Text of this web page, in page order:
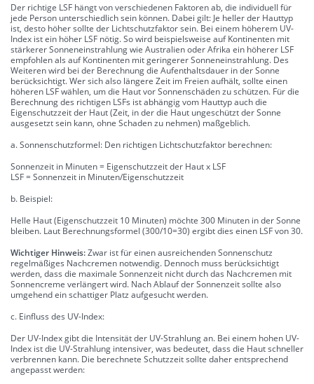
Der richtige LSF hängt von verschiedenen Faktoren ab, die individuell für
jede Person unterschiedlich sein können. Dabei gilt: Je heller der Hauttyp
ist, desto höher sollte der Lichtschutzfaktor sein. Bei einem höherem UV-
Index ist ein höher LSF nötig. So wird beispielsweise auf Kontinenten mit
stärkerer Sonneneinstrahlung wie Australien oder Afrika ein höherer LSF
empfohlen als auf Kontinenten mit geringerer Sonneneinstrahlung. Des
Weiteren wird bei der Berechnung die Aufenthaltsdauer in der Sonne
berücksichtigt. Wer sich also längere Zeit im Freien aufhält, sollte einen
höheren LSF wählen, um die Haut vor Sonnenschäden zu schützen. Für die
Berechnung des richtigen LSFs ist abhängig vom Hauttyp auch die
Eigenschutzzeit der Haut (Zeit, in der die Haut ungeschützt der Sonne
ausgesetzt sein kann, ohne Schaden zu nehmen) maßgeblich.
a. Sonnenschutzformel: Den richtigen Lichtschutzfaktor berechnen:
Sonnenzeit in Minuten = Eigenschutzzeit der Haut x LSF
LSF = Sonnenzeit in Minuten/Eigenschutzzeit
b. Beispiel:
Helle Haut (Eigenschutzzeit 10 Minuten) möchte 300 Minuten in der Sonne
bleiben. Laut Berechnungsformel (300/10=30) ergibt dies einen LSF von 30.
Wichtiger Hinweis:Zwar ist für einen ausreichenden Sonnenschutz
regelmäßiges Nachcremen notwendig. Dennoch muss berücksichtigt
werden, dass die maximale Sonnenzeit nicht durch das Nachcremen mit
Sonnencreme verlängert wird. Nach Ablauf der Sonnenzeit sollte also
umgehend ein schattiger Platz aufgesucht werden.
c. Einfluss des UV-Index:
Der UV-Index gibt die Intensität der UV-Strahlung an. Bei einem hohen UV-
Index ist die UV-Strahlung intensiver, was bedeutet, dass die Haut schneller
verbrennen kann. Die berechnete Schutzzeit sollte daher entsprechend
angepasst werden: